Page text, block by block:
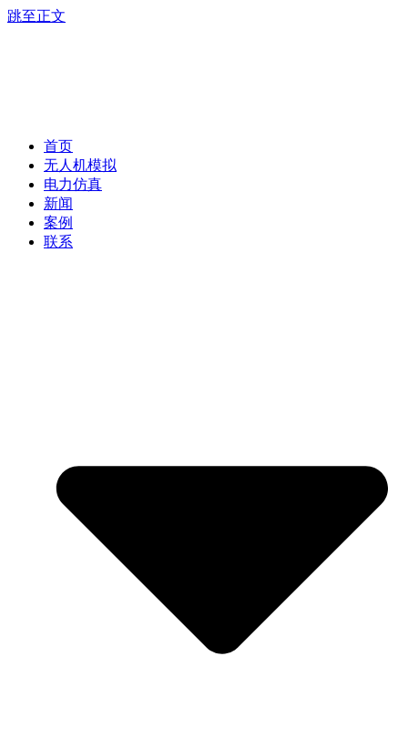
跳至正文
首页
无人机模拟
电力仿真
新闻
案例
联系